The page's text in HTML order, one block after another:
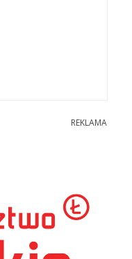
REKLAMA